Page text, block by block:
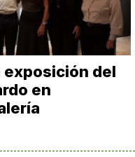
exposición del
en